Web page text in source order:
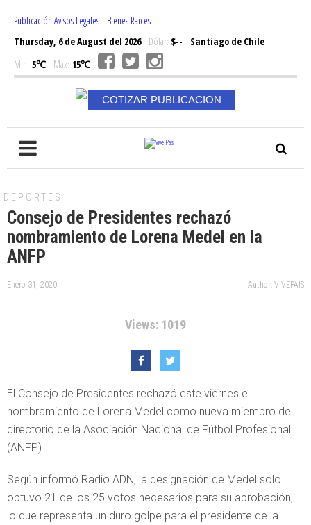
Publicación Avisos Legales | Bienes Raices
Thursday, 6 de August del 2026Dólar: $--
Santiago de Chile
Min: 5℃ Max: 15℃
COTIZAR PUBLICACION
DEPORTES
Consejo de Presidentes rechazó
nombramiento de Lorena Medel en la
ANFP
Enero 31, 2020 Author: VIVEPAIS
Views: 1019
El Consejo de Presidentes rechazó este viernes el
nombramiento de Lorena Medel como nueva miembro del
directorio de la Asociación Nacional de Fútbol Profesional
(ANFP).
Según informó Radio ADN, la designación de Medel solo
obtuvo 21 de los 25 votos necesarios para su aprobación,
lo que representa un duro golpe para el presidente de la